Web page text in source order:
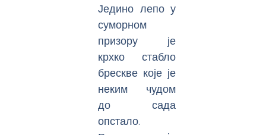
Једино лепо у
суморном
призору је
крхко стабло
брескве које је
неким чудом
до сада
опстало.